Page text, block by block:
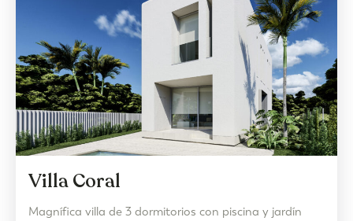
Villa Coral
Magnífica villa de 3 dormitorios con piscina y jardín